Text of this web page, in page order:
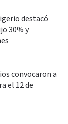
destacó
30% y
convocaron a
el 12 de